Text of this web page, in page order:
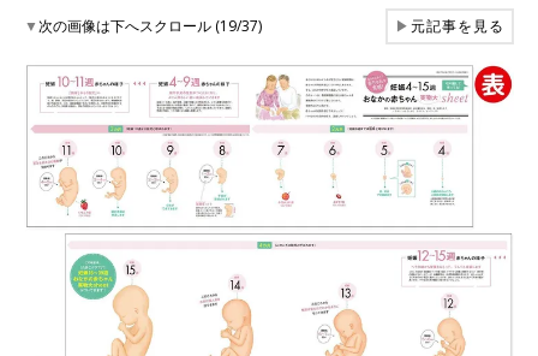
▼次の画像は下へスクロール (19/37) ▶元記事を見る